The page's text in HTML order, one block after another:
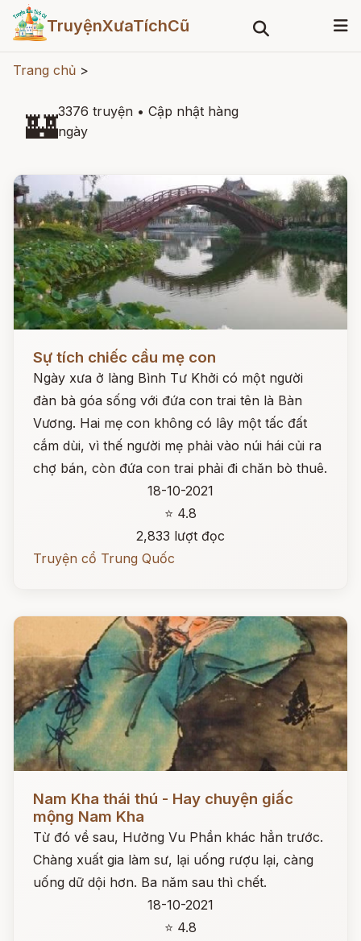
TruyệnXưaTíchCũ
Trang chủ >
🏰3376 truyện • Cập nhật hàng
ngày
Sự tích chiếc cầu mẹ con
Ngày xưa ở làng Bình Tư Khởi có một người
đàn bà góa sống với đứa con trai tên là Bàn
Vương. Hai mẹ con không có lây một tấc đất
cắm dùi, vì thế người mẹ phải vào núi hái củi ra
chợ bán, còn đứa con trai phải đi chăn bò thuê.
18-10-2021
⭐ 4.8
2,833 lượt đọc
Truyện cổ Trung Quốc
Nam Kha thái thú - Hay chuyện giấc
mộng Nam Kha
Từ đó về sau, Hưởng Vu Phần khác hẳn trước.
Chàng xuất gia làm sư, lại uống rượu lại, càng
uống dữ dội hơn. Ba năm sau thì chết.
18-10-2021
⭐ 4.8